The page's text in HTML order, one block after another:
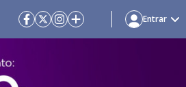
Entrar